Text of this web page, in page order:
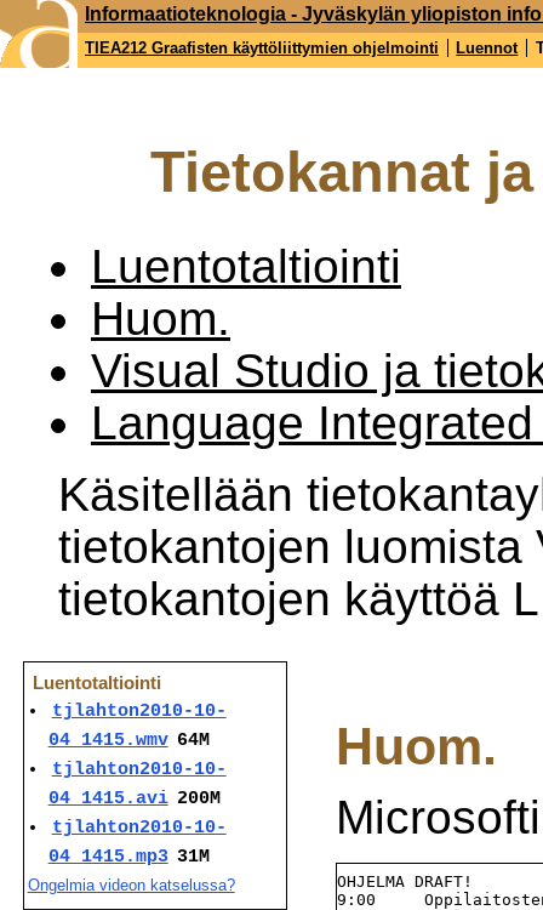
Tietokannat
Luentotaltiointi
Huom.
Visual Studio ja
Language
Käsitellään
tietokantojen luomista
tietokantojen käyttöä
Luentotaltiointi
tjlahton2010-10-
04_1415.wmv 64M
tjlahton2010-10-
04_1415.avi 200M
tjlahton2010-10-
04_1415.mp3 31M
Ongelmia videon katselussa?
Huom.
OHJELMA DRAFT!
9:00
Informaatioteknologia - Jyväskylän yliopiston
TIEA212 Graafisten käyttöliittymien ohjelmointi Luennot